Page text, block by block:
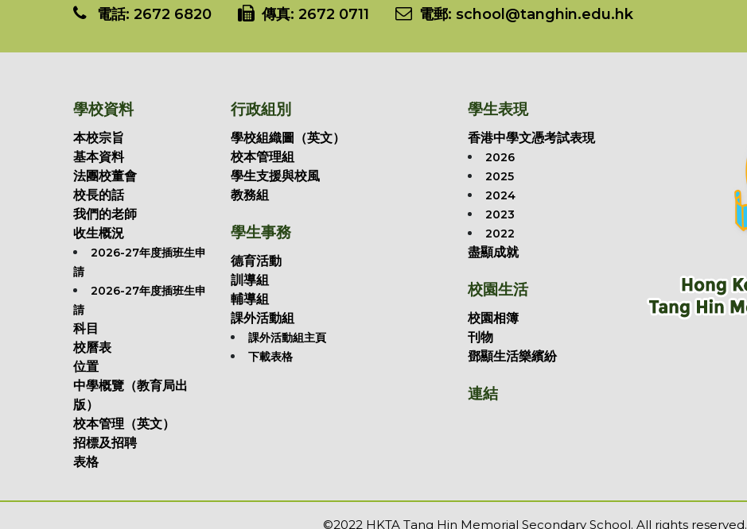
電話: 2672 6820 傳真: 2672 0711 電郵: school@tanghin.edu.hk
學校資料
本校宗旨
基本資料
法團校董會
校長的話
我們的老師
收生概況
2026-27年度插班生申
請
2026-27年度插班生申
請
科目
校曆表
位置
中學概覽（教育局出
版）
校本管理（英文）
招標及招聘
表格
行政組別
學校組織圖（英文）
校本管理組
學生支援與校風
教務組
學生事務
德育活動
訓導組
輔導組
課外活動組
課外活動組主頁
下載表格
學生表現
香港中學文憑考試表現
2026
2025
2024
2023
2022
盡顯成就
校園生活
校園相簿
刊物
鄧顯生活樂繽紛
連結
©2022 HKTA Tang Hin Memorial Secondary School. All rights reserved.